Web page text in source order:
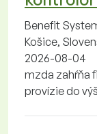
Benefit
Košice,
2026-08-04
mzda zahŕňa
provízie do